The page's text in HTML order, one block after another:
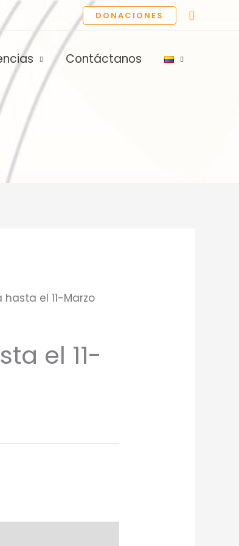
DONACIONES Buscar
Contáctanos
el 11-Marzo
el 11-